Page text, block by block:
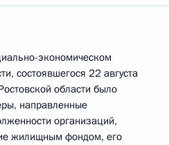
экономическом
состоявшегося 22 августа
области было
направленные
организаций,
жилищным фондом, его